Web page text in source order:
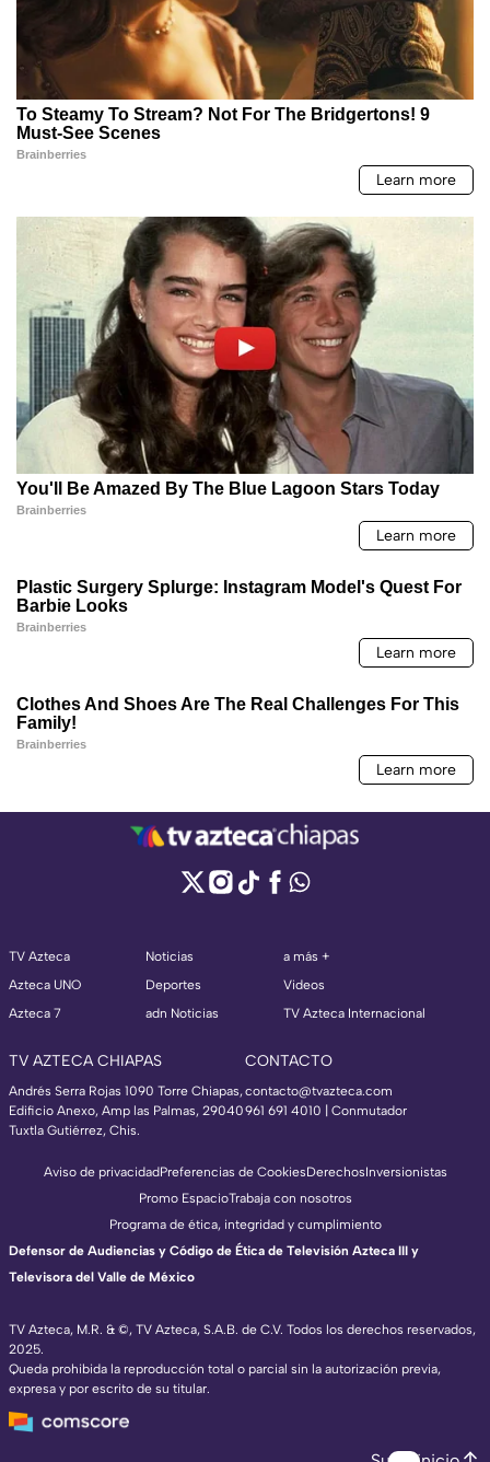
TV Azteca
Azteca UNO
Azteca 7
Noticias
Deportes
adn Noticias
a más +
Videos
TV Azteca Internacional
TV AZTECA CHIAPAS
Andrés Serra Rojas 1090 Torre Chiapas,
Edificio Anexo, Amp las Palmas, 29040
Tuxtla Gutiérrez, Chis.
CONTACTO
contacto@tvazteca.com
961 691 4010 | Conmutador
TV Azteca, M.R. & ©, TV Azteca, S.A.B. de C.V. Todos los derechos reservados,
2025.
Queda prohibida la reproducción total o parcial sin la autorización previa,
expresa y por escrito de su titular.
Aviso de privacidadPreferencias de CookiesDerechosInversionistas
Promo EspacioTrabaja con nosotros
Programa de ética, integridad y cumplimiento
Defensor de Audiencias y Código de Ética de Televisión Azteca III y
Televisora del Valle de México